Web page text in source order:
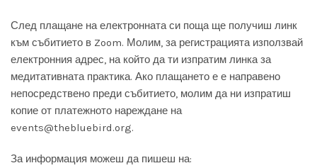
След плащане на електронната си поща ще получиш линк
към събитието в Zoom. Молим, за регистрацията използвай
електронния адрес, на който да ти изпратим линка за
медитативната практика. Ако плащането е е направено
непосредствено преди събитието, молим да ни изпратиш
копие от платежното нареждане на
events@thebluebird.org.
За информация можеш да пишеш на: